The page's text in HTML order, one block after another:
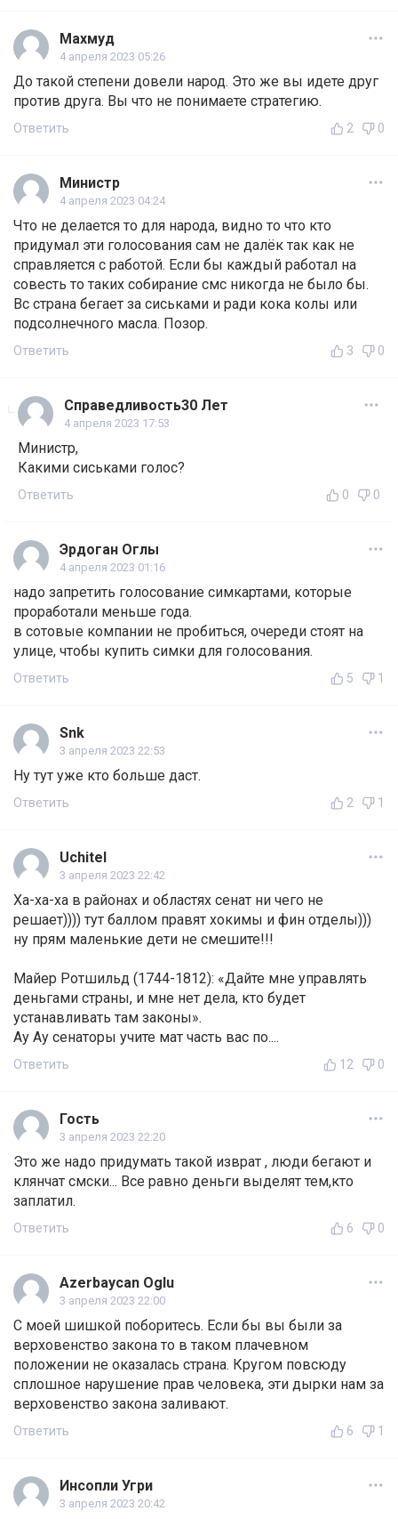
Махмуд
4 апреля 2023 05:26
До такой степени довели народ. Это же вы идете друг
против друга. Вы что не понимаете стратегию.
Ответить 2 0
Министр
4 апреля 2023 04:24
Что не делается то для народа, видно то что кто
придумал эти голосования сам не далёк так как не
справляется с работой. Если бы каждый работал на
совесть то таких собирание смс никогда не было бы.
Вс страна бегает за сиськами и ради кока колы или
подсолнечного масла. Позор.
Ответить 3 0
Справедливость30 Лет
4 апреля 2023 17:53
Министр,
Какими сиськами голос?
Ответить 0 0
Эрдоган Оглы
4 апреля 2023 01:16
надо запретить голосование симкартами, которые
проработали меньше года.
в сотовые компании не пробиться, очереди стоят на
улице, чтобы купить симки для голосования.
Ответить 5 1
Snk
3 апреля 2023 22:53
Ну тут уже кто больше даст.
Ответить 2 1
Uchitel
3 апреля 2023 22:42
Ха-ха-ха в районах и областях сенат ни чего не
решает)))) тут баллом правят хокимы и фин отделы)))
ну прям маленькие дети не смешите!!!
Майер Ротшильд (1744-1812): «Дайте мне управлять
деньгами страны, и мне нет дела, кто будет
устанавливать там законы».
Ау Ау сенаторы учите мат часть вас по....
Ответить 12 0
Гость
3 апреля 2023 22:20
Это же надо придумать такой изврат , люди бегают и
клянчат смски... Все равно деньги выделят тем,кто
заплатил.
Ответить 6 0
Azerbaycan Oglu
3 апреля 2023 22:00
С моей шишкой поборитесь. Если бы вы были за
верховенство закона то в таком плачевном
положении не оказалась страна. Кругом повсюду
сплошное нарушение прав человека, эти дырки нам за
верховенство закона заливают.
Ответить 6 1
Инсопли Угри
3 апреля 2023 20:42